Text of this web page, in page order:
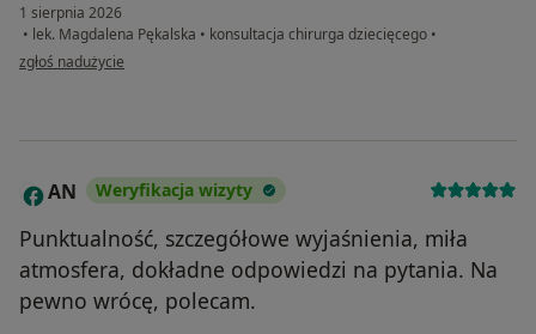
1 sierpnia 2026
• lek. Magdalena Pękalska • konsultacja chirurga dziecięcego •
w opinii użytkownika Anna
zgłoś nadużycie
A AN Weryfikacja wizyty
Punktualność, szczegółowe wyjaśnienia, miła
atmosfera, dokładne odpowiedzi na pytania. Na
pewno wrócę, polecam.